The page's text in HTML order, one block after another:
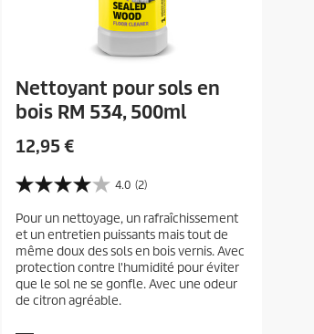
Nettoyant pour sols en
bois RM 534, 500ml
P
i
a
c
t
u
e
12,95 €
4.0 (2)
4
0
s
u
r
5
é
Pour un nettoyage, un rafraîchissement
et un entretien puissants mais tout de
même doux des sols en bois vernis. Avec
protection contre l'humidité pour éviter
que le sol ne se gonfle. Avec une odeur
de citron agréable.